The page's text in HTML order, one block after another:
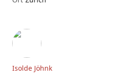
Isolde Jöhnk